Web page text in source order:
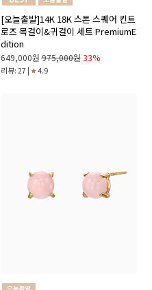
[오늘출발]14K 18K 스톤 스퀘어 킨트
로즈 목걸이&귀걸이 세트 PremiumE
dition
649,000원 975,000원 33%
리뷰: 27 | 4.9